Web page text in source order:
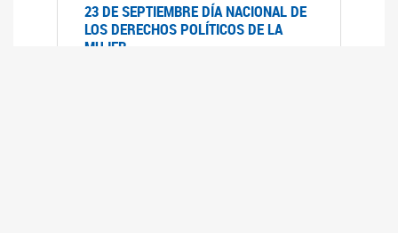
23 DE SEPTIEMBRE DÍA NACIONAL DE
LOS DERECHOS POLÍTICOS DE LA
MUJER